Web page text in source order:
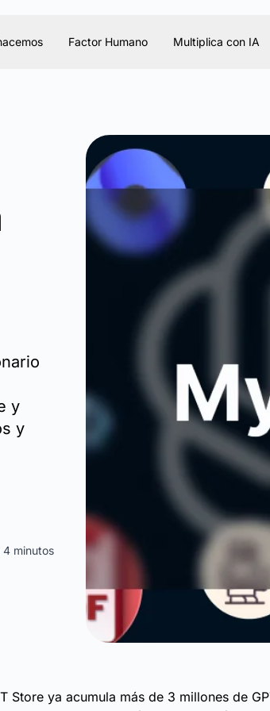
Factor Humano Multiplica con IA
y
y
4 minutos
Store ya acumula más de 3 millones de